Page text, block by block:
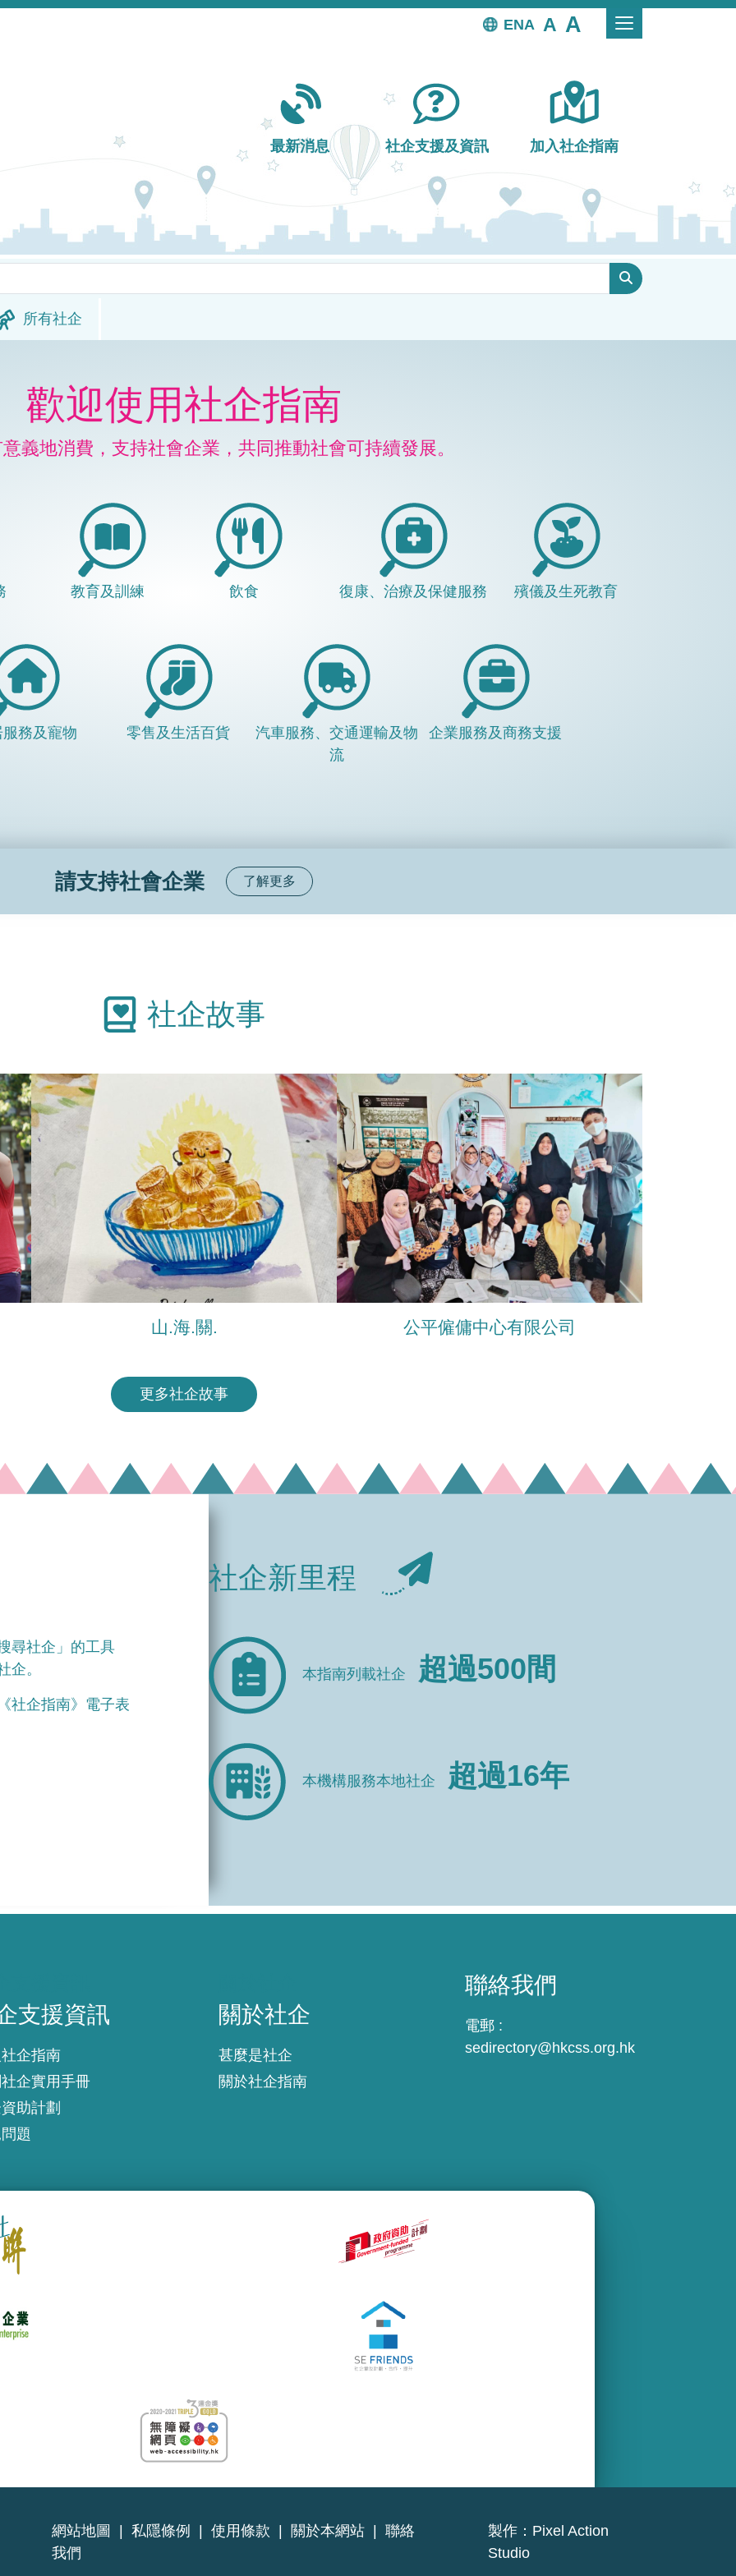
EN
Main navigation
最新消息 社企支援及資訊 加入社企指南
所有社企
歡迎使用社企指南
義地消費，支持社會企業，共同推動社會可持續發展。
教育及訓練 飲食 復康、治療及保健服務 殯儀及生死教育
務及寵物 零售及生活百貨
汽車服務、交通運輸及物
流
企業服務及商務支援
請支持社會企業 了解更多
社企故事
山.海.關. 公平僱傭中心有限公司
更多社企故事
尋社企」的工具
企。
社企指南》電子表
社企新里程
本指南列載社企 超過500間
本機構服務本地社企 超過16年
支援資訊
企指南
企實用手冊
助計劃
題
關於社企
甚麼是社企
關於社企指南
聯絡我們
電郵 :
sedirectory@hkcss.org.hk
網站地圖 私隱條例 使用條款 關於本網站
聯絡
我們
製作： Pixel Action
Studio